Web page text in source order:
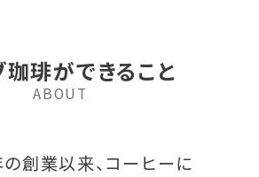
珈琲ができること
ABOUT
創業以来、コーヒーに